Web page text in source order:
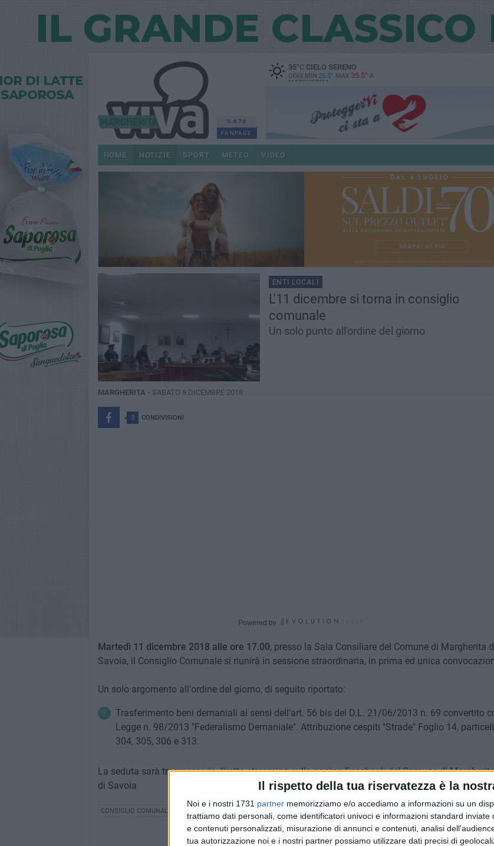
Il rispetto della tua riservatezza è la
Noi e i nostri 1731 partner memorizziamo e/o accediamo a informazioni su un
trattiamo dati personali, come identificatori univoci e informazioni standard inviate
e contenuti personalizzati, misurazione di annunci e contenuti, analisi
tua autorizzazione noi e i nostri partner possiamo utilizzare dati precisi di
9.670
FANPAGE
35°CCIELO SERENO
OGGI MIN 25.5° MAX 35.5° A
MARGHERITA
HOME NOTIZIE SPORT METEO VIDEO
ENTI LOCALI
L'11 dicembre si torna in consiglio
comunale
Un solo punto all'ordine del giorno
MARGHERITA - SABATO 8 DICEMBRE 2018
3 CONDIVISIONI
Powered by
Martedì 11 dicembre 2018 alle ore 17.00, presso la Sala Consiliare del Comune di Margherita
Savoia, il Consiglio Comunale si riunirà in sessione straordinaria, in prima ed unica
Un solo argomento all'ordine del giorno, di seguito riportato:
Trasferimento beni demaniali ai sensi dell'art. 56 bis del D.L. 21/06/2013 n. 69 convertito
Legge n. 98/2013 "Federalismo Demaniale". Attribuzione cespiti "Strade" Foglio 14,
304, 305, 306 e 313.
La seduta sarà trasmessa in diretta streaming sulla pagina Facebook del Comune di
di Savoia
CONSIGLIO COMUNALE MARGHERITA